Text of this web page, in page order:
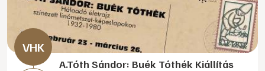
A.Tóth Sándor: Buék Tóthék Kiállítás